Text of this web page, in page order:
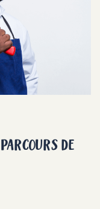
DE